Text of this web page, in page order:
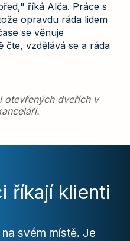
říká Alča. Práce s
opravdu ráda lidem
se věnuje
čte, vzdělává se a ráda
otevřených dveřích v
říkají klienti
svém místě. Je